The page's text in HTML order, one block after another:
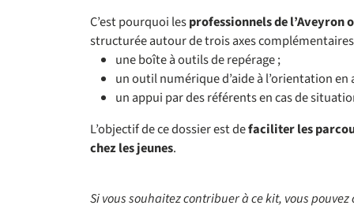
C’est pourquoi lesprofessionnels de l’Aveyron
structurée autour de trois axes
une boîte à outils de repérage ;
un outil numérique d’aide à l’orientation
un appui par des référents en cas de
L’objectif de ce dossier est defaciliter les
chez les jeunes.
Si vous souhaitez contribuer à ce kit, vous pouvez